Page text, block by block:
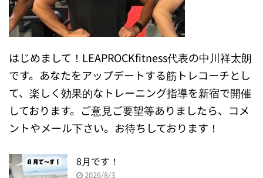
はじめまして！LEAPROCKfitness代表の中川祥太朗
です。あなたをアップデートする筋トレコーチとし
て、楽しく効果的なトレーニング指導を新宿で開催
しております。ご意見ご要望等ありましたら、コメ
ントやメール下さい。お待ちしております！
8月です！
2026/8/3